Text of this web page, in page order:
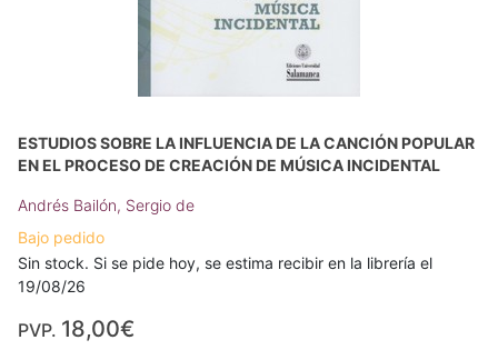
ESTUDIOS SOBRE LA INFLUENCIA DE LA CANCIÓN POPULAR
EN EL PROCESO DE CREACIÓN DE MÚSICA INCIDENTAL
Andrés Bailón, Sergio de
Bajo pedido
Sin stock. Si se pide hoy, se estima recibir en la librería el
19/08/26
PVP. 18,00€